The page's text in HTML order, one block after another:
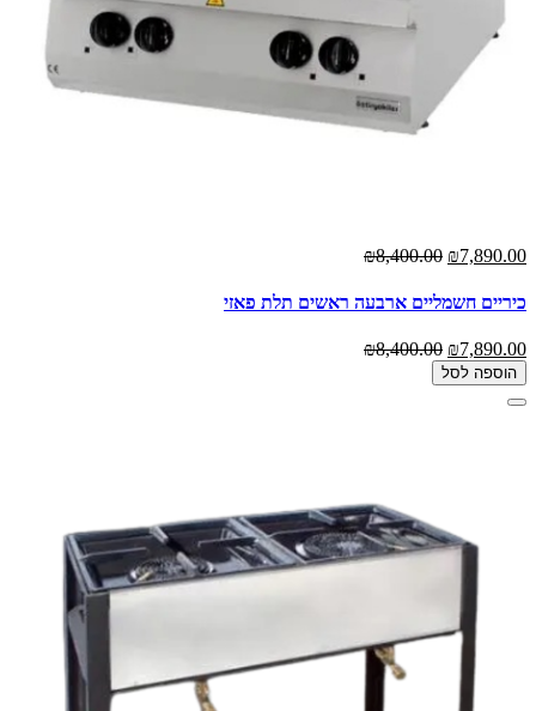
₪7,890.00
₪8,400.00
כיריים חשמליים ארבעה ראשים תלת פאזי
₪7,890.00
₪8,400.00
הוספה לסל